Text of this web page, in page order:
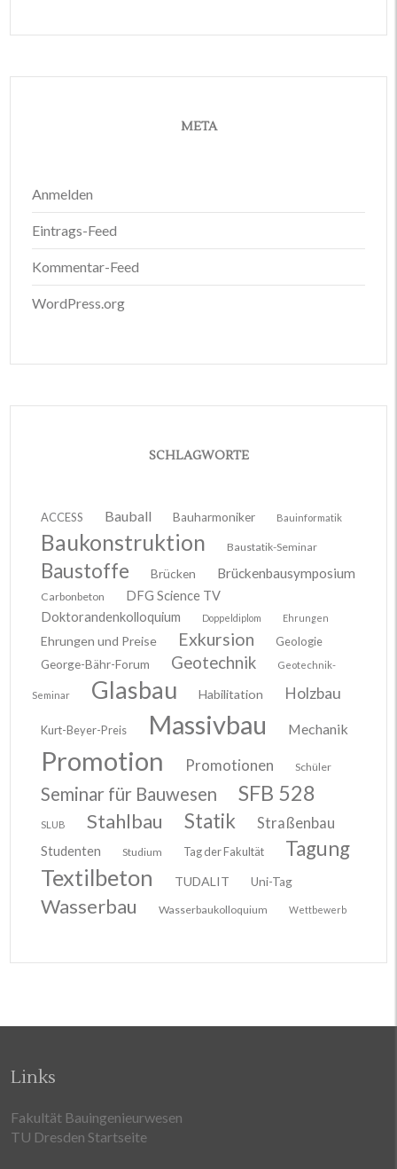
META
Anmelden
Eintrags-Feed
Kommentar-Feed
WordPress.org
SCHLAGWORTE
ACCESS Bauball Bauharmoniker Bauinformatik
Baukonstruktion Baustatik-Seminar
Baustoffe Brücken Brückenbausymposium
Carbonbeton
DFG Science TV
Doktorandenkolloquium
Doppeldiplom Ehrungen
Ehrungen und Preise Exkursion
Geologie
George-Bähr-Forum
Geotechnik Geotechnik-
Seminar Glasbau Habilitation Holzbau
Kurt-Beyer-Preis Massivbau Mechanik
Promotion Promotionen Schüler
Seminar für Bauwesen SFB 528
SLUB Stahlbau Statik Straßenbau
Studenten Studium Tag der Fakultät Tagung
Textilbeton TUDALIT Uni-Tag
Wasserbau Wasserbaukolloquium Wettbewerb
Links
Fakultät Bauingenieurwesen
TU Dresden Startseite